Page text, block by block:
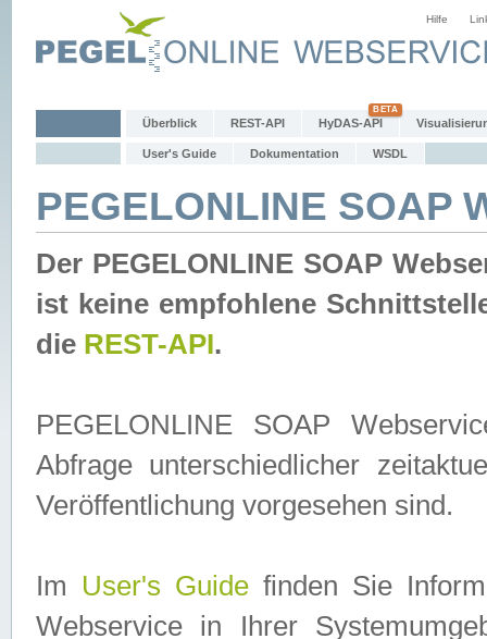
Hilfe
Überblick REST-API HyDAS-API
User's Guide Dokumentation WSDL
PEGELONLINE SOAP
Der PEGELONLINE SOAP
ist keine empfohlene
die REST-API.
PEGELONLINE SOAP
Abfrage unterschiedlicher
Veröffentlichung vorgesehen sind.
Im User's Guidefinden Sie
Webservice in Ihrer